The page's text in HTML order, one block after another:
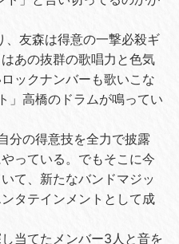
友森は得意の一撃必殺ギ
あの抜群の歌唱力と色気
ックナンバーも歌いこな
」高橋のドラムが鳴ってい
分の得意技を全力で披露
っている。でもそこに今
て、新たなバンドマジッ
タテインメントとして成
当てたメンバー3人と音を